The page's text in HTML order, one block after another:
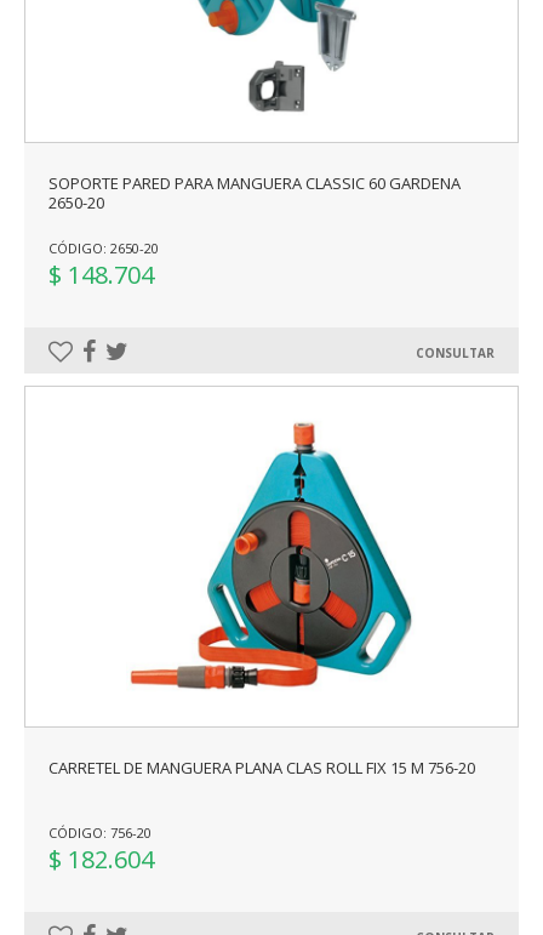
SOPORTE PARED PARA MANGUERA CLASSIC 60 GARDENA
2650-20
CÓDIGO: 2650-20
$ 148.704
CONSULTAR
CARRETEL DE MANGUERA PLANA CLAS ROLL FIX 15 M 756-20
CÓDIGO: 756-20
$ 182.604